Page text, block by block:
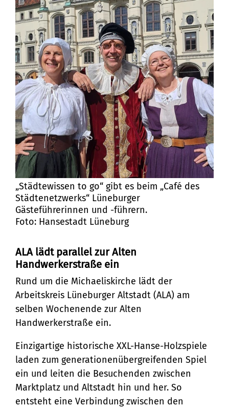
„Städtewissen to go“ gibt es beim „Café des
Städtenetzwerks“ Lüneburger
Gästeführerinnen und -führern.
Foto: Hansestadt Lüneburg
ALA lädt parallel zur Alten
Handwerkerstraße ein
Rund um die Michaeliskirche lädt der
Arbeitskreis Lüneburger Altstadt (ALA) am
selben Wochenende zur Alten
Handwerkerstraße ein.
Einzigartige historische XXL-Hanse-Holzspiele
laden zum generationenübergreifenden Spiel
ein und leiten die Besuchenden zwischen
Marktplatz und Altstadt hin und her. So
entsteht eine Verbindung zwischen den